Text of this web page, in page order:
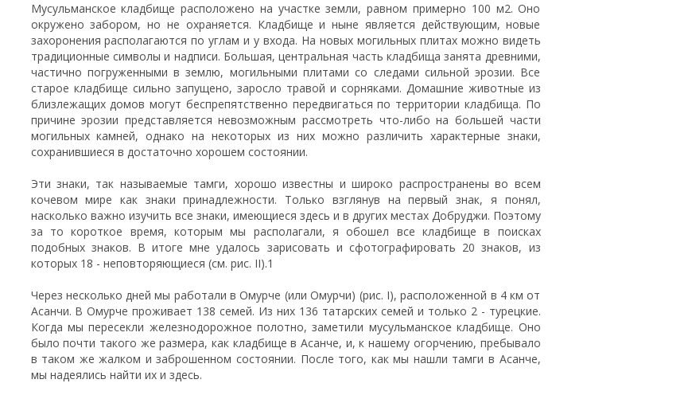
Мусульманское кладбище расположено на участке земли, равном примерно 100 м2. Оно
окружено забором, но не охраняется. Кладбище и ныне является действующим, новые
захоронения располагаются по углам и у входа. На новых могильных плитах можно видеть
традиционные символы и надписи. Большая, центральная часть кладбища занята древними,
частично погруженными в землю, могильными плитами со следами сильной эрозии. Все
старое кладбище сильно запущено, заросло травой и сорняками. Домашние животные из
близлежащих домов могут беспрепятственно передвигаться по территории кладбища. По
причине эрозии представляется невозможным рассмотреть что-либо на большей части
могильных камней, однако на некоторых из них можно различить характерные знаки,
сохранившиеся в достаточно хорошем состоянии.
Эти знаки, так называемые тамги, хорошо известны и широко распространены во всем
кочевом мире как знаки принадлежности. Только взглянув на первый знак, я понял,
насколько важно изучить все знаки, имеющиеся здесь и в других местах Добруджи. Поэтому
за то короткое время, которым мы располагали, я обошел все кладбище в поисках
подобных знаков. В итоге мне удалось зарисовать и сфотографировать 20 знаков, из
которых 18 - неповторяющиеся (см. рис. II).1
Через несколько дней мы работали в Омурче (или Омурчи) (рис. I), расположенной в 4 км от
Асанчи. В Омурче проживает 138 семей. Из них 136 татарских семей и только 2 - турецкие.
Когда мы пересекли железнодорожное полотно, заметили мусульманское кладбище. Оно
было почти такого же размера, как кладбище в Асанче, и, к нашему огорчению, пребывало
в таком же жалком и заброшенном состоянии. После того, как мы нашли тамги в Асанче,
мы надеялись найти их и здесь.